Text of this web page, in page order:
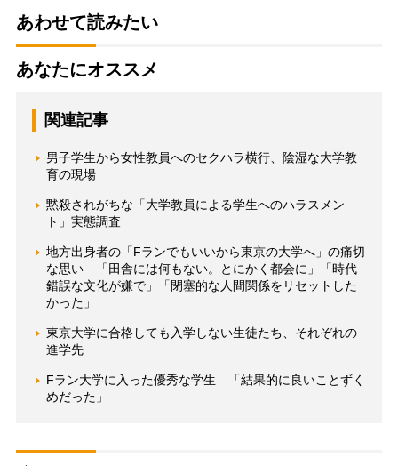
あわせて読みたい
あなたにオススメ
関連記事
男子学生から女性教員へのセクハラ横行、陰湿な大学教
育の現場
黙殺されがちな「大学教員による学生へのハラスメン
ト」実態調査
地方出身者の「Fランでもいいから東京の大学へ」の痛切
な思い 「田舎には何もない。とにかく都会に」「時代
錯誤な文化が嫌で」「閉塞的な人間関係をリセットした
かった」
東京大学に合格しても入学しない生徒たち、それぞれの
進学先
Fラン大学に入った優秀な学生 「結果的に良いことずく
めだった」